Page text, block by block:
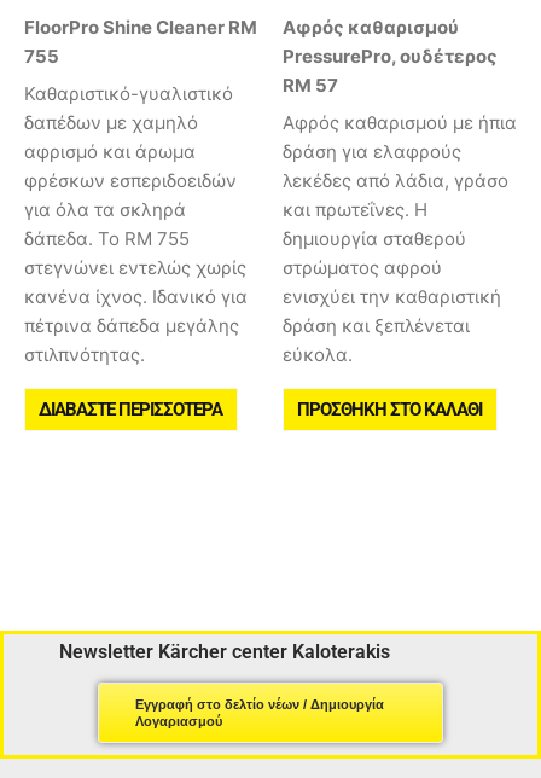
FloorPro Shine Cleaner RM
755
Καθαριστικό-γυαλιστικό
δαπέδων με χαμηλό
αφρισμό και άρωμα
φρέσκων εσπεριδοειδών
για όλα τα σκληρά
δάπεδα. Το RM 755
στεγνώνει εντελώς χωρίς
κανένα ίχνος. Ιδανικό για
πέτρινα δάπεδα μεγάλης
στιλπνότητας.
ΔΙΑΒΆΣΤΕ ΠΕΡΙΣΣΌΤΕΡΑ
Αφρός καθαρισμού
PressurePro, ουδέτερος
RM 57
Αφρός καθαρισμού με ήπια
δράση για ελαφρούς
λεκέδες από λάδια, γράσο
και πρωτεΐνες. Η
δημιουργία σταθερού
στρώματος αφρού
ενισχύει την καθαριστική
δράση και ξεπλένεται
εύκολα.
ΠΡΟΣΘΉΚΗ ΣΤΟ ΚΑΛΆΘΙ
Newsletter Kärcher center Kaloterakis
Εγγραφή στο δελτίο νέων / Δημιουργία
Λογαριασμού